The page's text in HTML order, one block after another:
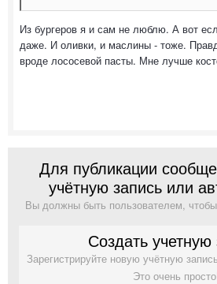
Из бургеров я и сам не люблю. А вот
даже. И оливки, и маслины - тоже.
вроде лососевой пасты. Мне лучше
Для публикации
учётную запись или
Вы должны быть пользователем,
Создать учетную
Зарегистрируйте новую учётную
Это очень